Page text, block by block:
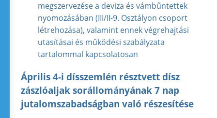
megszervezése a deviza és vámbűntettek
nyomozásában (III/II-9. Osztályon csoport
létrehozása), valamint ennek végrehajtási
utasításai és működési szabályzata
tartalommal kapcsolatosan
Április 4-i dísszemlén résztvett dísz
zászlóaljak sorállományának 7 nap
jutalomszabadságban való részesítése